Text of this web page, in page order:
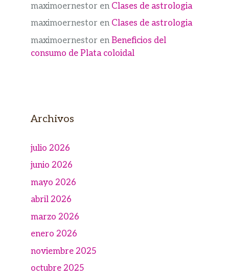
maximoernestor en Clases de astrologia
maximoernestor en Clases de astrologia
maximoernestor enBeneficios del
consumo de Plata coloidal
Archivos
julio 2026
junio 2026
mayo 2026
abril 2026
marzo 2026
enero 2026
noviembre 2025
octubre 2025